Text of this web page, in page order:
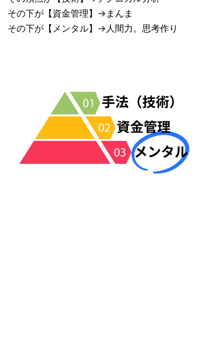
その下が【資金管理】→まんま
その下が【メンタル】→人間力。思考作り